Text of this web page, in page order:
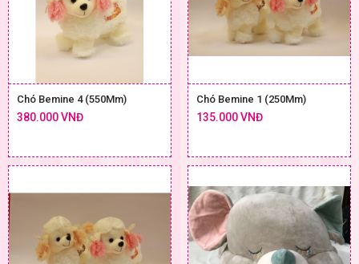
Chó Bemine 4 (550Mm)
380.000 VNĐ
Chó Bemine 1 (250Mm)
135.000 VNĐ